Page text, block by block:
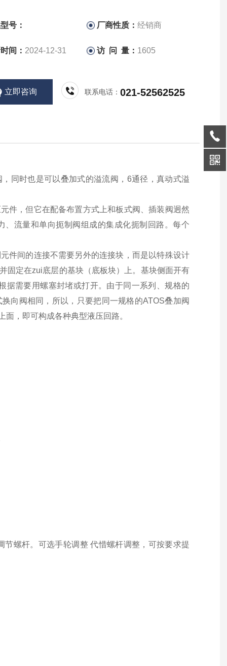
号： 厂商性质：经销商
间： 2024-12-31 访 问 量： 1605
立即咨询 联系电话：021-52562525
同时也是可以叠加式的溢流阀，6通径，真动式溢
件，但它在配备布置方式上和板式阀、插装阀迥然
流量和单向扼制阀组成的集成化扼制回路。每个
件间的连接不需要另外的连接块，而是以特殊设计
固定在zui底层的基块（底板块）上。基块侧面开有
据需要用螺塞封堵或打开。由于同一系列、规格的
向阀相同，所以，只要把同一规格的ATOS叠加阀
，即可构成各种典型液压回路。
螺杆。可选手轮调整 代惜螺杆调整，可按要求提